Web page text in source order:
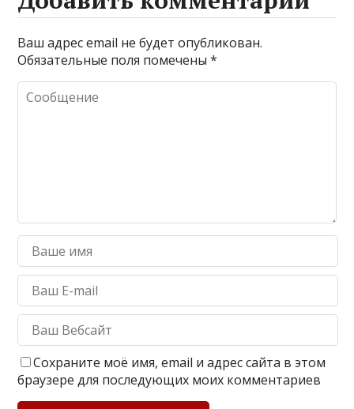
Ваш адрес email не будет опубликован.
Обязательные поля помечены*
Сохраните моё имя, email и адрес сайта в этом
браузере для последующих моих комментариев